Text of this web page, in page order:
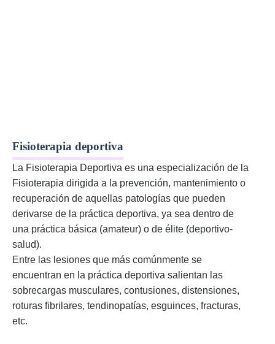
Fisioterapia deportiva
La Fisioterapia Deportiva es una especialización de la
Fisioterapia dirigida a la prevención, mantenimiento o
recuperación de aquellas patologí­as que pueden
derivarse de la práctica deportiva, ya sea dentro de
una práctica básica (amateur) o de élite (deportivo-
salud).
Entre las lesiones que más comúnmente se
encuentran en la práctica deportiva salientan las
sobrecargas musculares, contusiones, distensiones,
roturas fibrilares, tendinopatías, esguinces, fracturas,
etc.